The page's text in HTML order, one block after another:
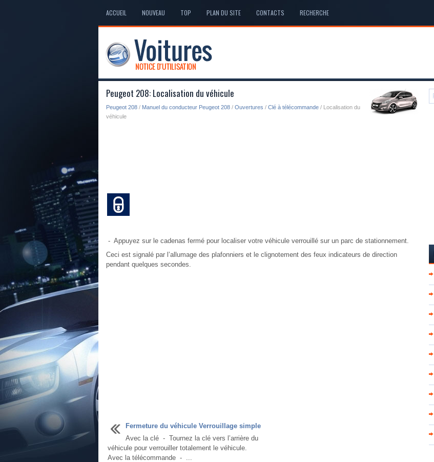
ACCUEIL NOUVEAU TOP PLAN DU SITE CONTACTS RECHERCHE
Peugeot 208: Localisation du véhicule
Peugeot 208 / Manuel du conducteur Peugeot 208 / Ouvertures / Clé à télécommande / Localisation du
véhicule
- Appuyez sur le cadenas fermé pour localiser votre véhicule verrouillé sur un parc de stationnement.
Ceci est signalé par l’allumage des plafonniers et le clignotement des feux indicateurs de direction
pendant quelques secondes.
Fermeture du véhicule Verrouillage simple
Avec la clé - Tournez la clé vers l’arrière du
véhicule pour verrouiller totalement le véhicule.
Avec la télécommande - ...